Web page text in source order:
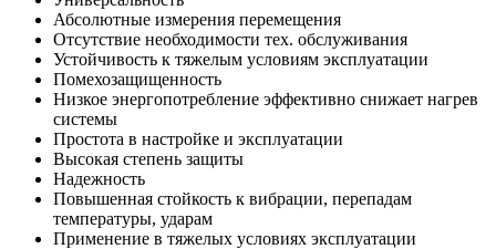
Абсолютные измерения перемещения
Отсутствие необходимости тех. обслуживания
Устойчивость к тяжелым условиям эксплуатации
Помехозащищенность
Низкое энергопотребление эффективно снижает нагрев
системы
Простота в настройке и эксплуатации
Высокая степень защиты
Надежность
Повышенная стойкость к вибрации, перепадам
температуры, ударам
Применение в тяжелых условиях эксплуатации